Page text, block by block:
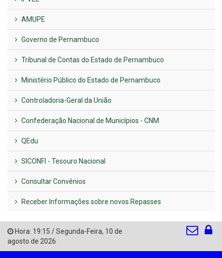
AMUPE
Governo de Pernambuco
Tribunal de Contas do Estado de Pernambuco
Ministério Público do Estado de Pernambuco
Controladoria-Geral da União
Confederação Nacional de Municípios - CNM
QEdu
SICONFI - Tesouro Nacional
Consultar Convênios
Receber Informações sobre novos Repasses
Hora: 19:15 /Segunda-Feira, 10 de
agosto de 2026